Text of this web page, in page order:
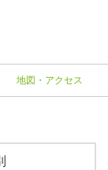
地図・アクセス